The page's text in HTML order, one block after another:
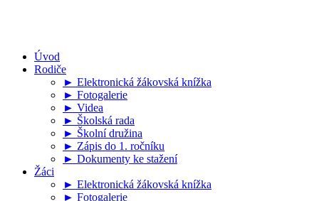
Úvod
Rodiče
► Elektronická žákovská knížka
► Fotogalerie
► Videa
► Školská rada
► Školní družina
► Zápis do 1. ročníku
► Dokumenty ke stažení
Žáci
► Elektronická žákovská knížka
► Fotogalerie